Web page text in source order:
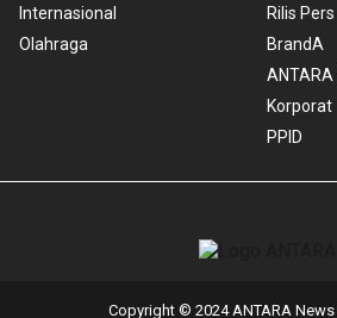
Internasional
Olahraga
Rilis Pers
BrandA
ANTARA
Korporat
PPID
Copyright © 2024 ANTARA